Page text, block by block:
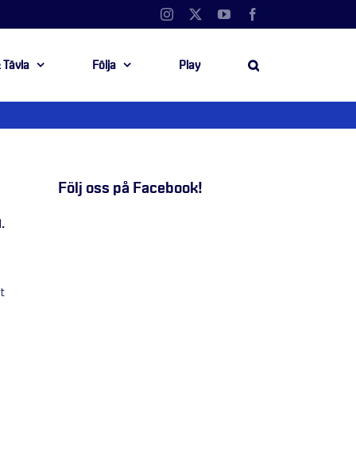
Instagram YouTube
Tävla Följa Play
Följ oss på Facebook!